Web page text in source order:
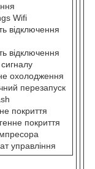
Wifi
відключення
відключення
охолодження
перезапуск
покриття
покриття
управління